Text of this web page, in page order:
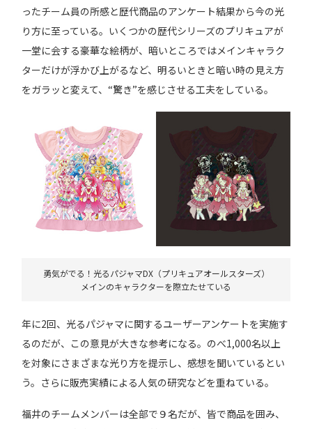
ったチーム員の所感と歴代商品のアンケート結果から今の光
り方に至っている。いくつかの歴代シリーズのプリキュアが
一堂に会する豪華な絵柄が、暗いところではメインキャラク
ターだけが浮かび上がるなど、明るいときと暗い時の見え方
をガラッと変えて、“驚き”を感じさせる工夫をしている。
勇気がでる！光るパジャマDX（プリキュアオールスターズ）
メインのキャラクターを際立たせている
年に2回、光るパジャマに関するユーザーアンケートを実施す
るのだが、この意見が大きな参考になる。のべ1,000名以上
を対象にさまざまな光り方を提示し、感想を聞いているとい
う。さらに販売実績による人気の研究などを重ねている。
福井のチームメンバーは全部で９名だが、皆で商品を囲み、